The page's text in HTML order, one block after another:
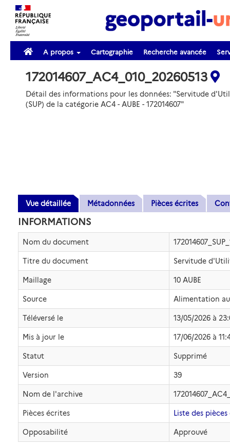
A propos Cartographie Recherche avancée
172014607_AC4_010_20260513
Détail des informations pour les données: "Servitude
(SUP) de la catégorie AC4 - AUBE - 172014607"
Vue détaillée Métadonnées Pièces écrites
INFORMATIONS
Nom du document
Titre du document Servitude
Maillage 10 AUBE
Source Alimentation
Téléversé le 13/05/2026 à
Mis à jour le 17/06/2026 à
Statut Supprimé
Version 39
Nom de l'archive
Pièces écrites Liste des
Opposabilité Approuvé